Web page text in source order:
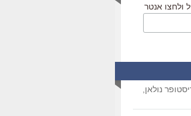
ולחצו אנטר
נולאן,